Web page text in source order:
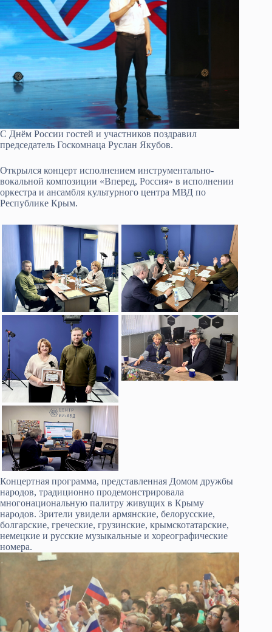
С Днём России гостей и участников поздравил
председатель Госкомнаца Руслан Якубов.
Открылся концерт исполнением инструментально-
вокальной композиции «Вперед, Россия» в исполнении
оркестра и ансамбля культурного центра МВД по
Республике Крым.
Концертная программа, представленная Домом дружбы
народов, традиционно продемонстрировала
многонациональную палитру живущих в Крыму
народов. Зрители увидели армянские, белорусские,
болгарские, греческие, грузинские, крымскотатарские,
немецкие и русские музыкальные и хореографические
номера.